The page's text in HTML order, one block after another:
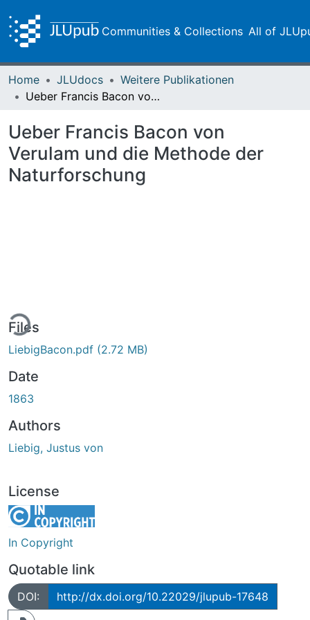
Communities & Collections All of
Home JLUdocs
Weitere Publikationen
Ueber Francis Bacon von Verulam und die Methode der Naturforschung
Ueber Francis Bacon von
Verulam und die Methode der
Naturforschung
Files
LiebigBacon.pdf (2.72 MB)
Date
1863
Authors
Liebig, Justus von
License
In Copyright
Quotable link
DOI: http://dx.doi.org/10.22029/jlupub-17648